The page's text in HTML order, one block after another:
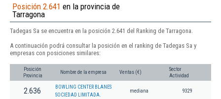
Posición 2.641 en la provincia de
Tarragona
Tadegas Sa se encuentra en la posición 2.641 del Ranking de Tarragona.
A continuación podrá consultar la posición en el ranking de Tadegas Sa y
empresas con posiciones similares:
Posición
Provincia
Nombre de la empresa Ventas (€)
Sector
Actividad
2.636
BOWLING CENTER BLANES
SOCIEDAD LIMITADA.
mediana 9329